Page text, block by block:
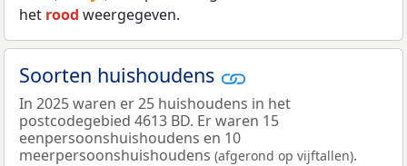
het rood weergegeven.
Soorten huishoudens
In 2025 waren er 25 huishoudens in het
postcodegebied 4613 BD. Er waren 15
eenpersoonshuishoudens en 10
meerpersoonshuishoudens (afgerond op vijftallen).